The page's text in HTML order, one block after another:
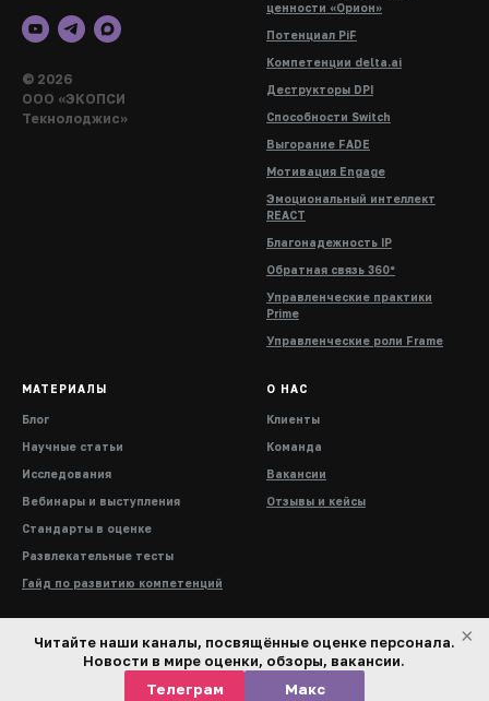
© 2026
ООО «ЭКОПСИ
Текнолоджис»
ценности «Орион»
Потенциал PiF
Компетенции delta.ai
Деструкторы DPI
Способности Switch
Выгорание FADE
Мотивация Engage
Эмоциональный интеллект
REACT
Благонадежность IP
Обратная связь 360°
Управленческие практики
Prime
Управленческие роли Frame
МАТЕРИАЛЫ
Блог
Научные статьи
Исследования
Вебинары и выступления
Стандарты в оценке
Развлекательные тесты
Гайд по развитию компетенций
О НАС
Клиенты
Команда
Вакансии
Отзывы и кейсы
Читайте наши каналы, посвящённые оценке персонала.
Новости в мире оценки, обзоры, вакансии.
Телеграм
Макс
×